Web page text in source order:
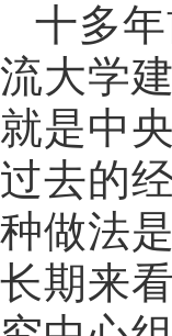
十多
流大学
就是中
过去的
种做法
长期来